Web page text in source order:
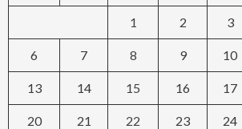
1 2 3
6 7 8 9 10
13 14 15 16 17
20 21 22 23 24